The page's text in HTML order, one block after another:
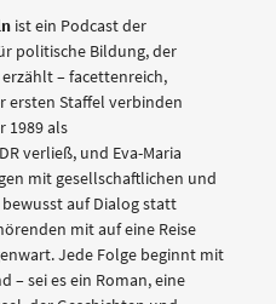
ist ein Podcast der
politische Bildung, der
– facettenreich,
ersten Staffel verbinden
1989 als
verließ, und Eva-Maria
mit gesellschaftlichen und
auf Dialog statt
mit auf eine Reise
Jede Folge beginnt mit
– sei es ein Roman, eine